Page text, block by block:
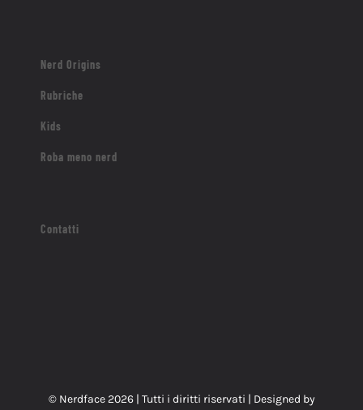
Nerd Origins
Rubriche
Kids
Roba meno nerd
Contatti
© Nerdface 2026 | Tutti i diritti riservati | Designed by